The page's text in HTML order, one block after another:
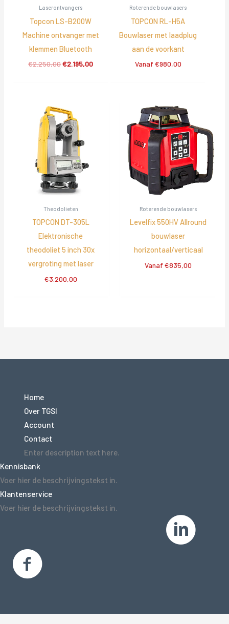
Laserontvangers
Topcon LS-B200W
Machine ontvanger met
klemmen Bluetooth
€2.250,00Oorspronkelijke
€2.195,00Huidige
Roterende bouwlasers
TOPCON RL-H5A
Bouwlaser met laadplug
aan de voorkant
Vanaf €980,00
Theodolieten
TOPCON DT-305L
Elektronische
theodoliet 5 inch 30x
vergroting met laser
€3.200,00
Roterende bouwlasers
Levelfix 550HV Allround
bouwlaser
horizontaal/verticaal
Vanaf €835,00
Home
Over TGSI
Account
Contact
Enter description text here.
Kennisbank
Voer hier de beschrijvingstekst in.
Klantenservice
Voer hier de beschrijvingstekst in.